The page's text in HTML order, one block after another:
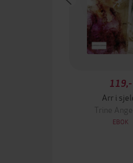
119,-
Arr i
Trine
EBOK